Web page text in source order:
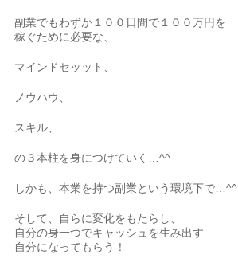
副業でもわずか１００日間で１００万円を
稼ぐために必要な、
マインドセッット、
ノウハウ、
スキル、
の３本柱を身につけていく…^^
しかも、本業を持つ副業という環境下で…^^
そして、自らに変化をもたらし、
自分の身一つでキャッシュを生み出す
自分になってもらう！